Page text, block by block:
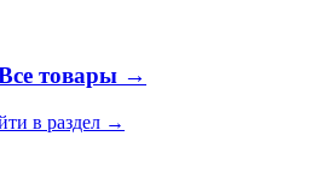
товары →
в раздел →